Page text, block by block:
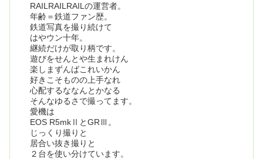
RAILRAILRAILの運営者。
年齢＝鉄道ファン歴。
鉄道写真を撮り続けて
はやウン十年。
継続だけが取り柄です。
遊びをせんとや生まれけん
楽しまずんばこれいかん
好きこそものの上手なれ
心配するななんとかなる
そんなゆるさで撮ってます。
愛機は
EOS R5mkⅡとGRⅢ。
じっくり撮りと
居合い抜き撮りと
２台を使い分けています。